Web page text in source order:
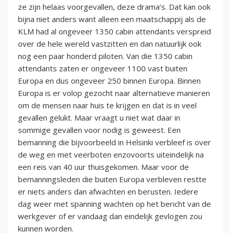
ze zijn helaas voorgevallen, deze drama’s. Dat kan ook
bijna niet anders want alleen een maatschappij als de
KLM had al ongeveer 1350 cabin attendants verspreid
over de hele wereld vastzitten en dan natuurlijk ook
nog een paar honderd piloten. Van die 1350 cabin
attendants zaten er ongeveer 1100 vast buiten
Europa en dus ongeveer 250 binnen Europa. Binnen
Europa is er volop gezocht naar alternatieve manieren
om de mensen naar huis te krijgen en dat is in veel
gevallen gelukt. Maar vraagt u niet wat daar in
sommige gevallen voor nodig is geweest. Een
bemanning die bijvoorbeeld in Helsinki verbleef is over
de weg en met veerboten enzovoorts uiteindelijk na
een reis van 40 uur thuisgekomen. Maar voor de
bemanningsleden die buiten Europa verbleven restte
er niets anders dan afwachten en berusten. Iedere
dag weer met spanning wachten op het bericht van de
werkgever of er vandaag dan eindelijk gevlogen zou
kunnen worden.